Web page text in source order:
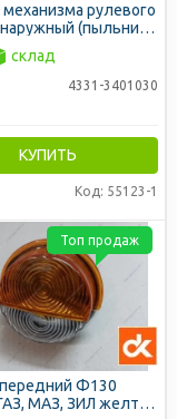
рулевого
(пыльник)
склад
4331-3401030
КУПИТЬ
Код: 55123-1
Ф130
МАЗ, ЗИЛ желто/
Топ продаж